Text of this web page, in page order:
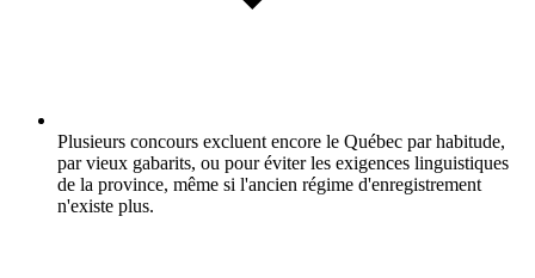
Plusieurs concours excluent encore le Québec par habitude,
par vieux gabarits, ou pour éviter les exigences linguistiques
de la province, même si l'ancien régime d'enregistrement
n'existe plus.